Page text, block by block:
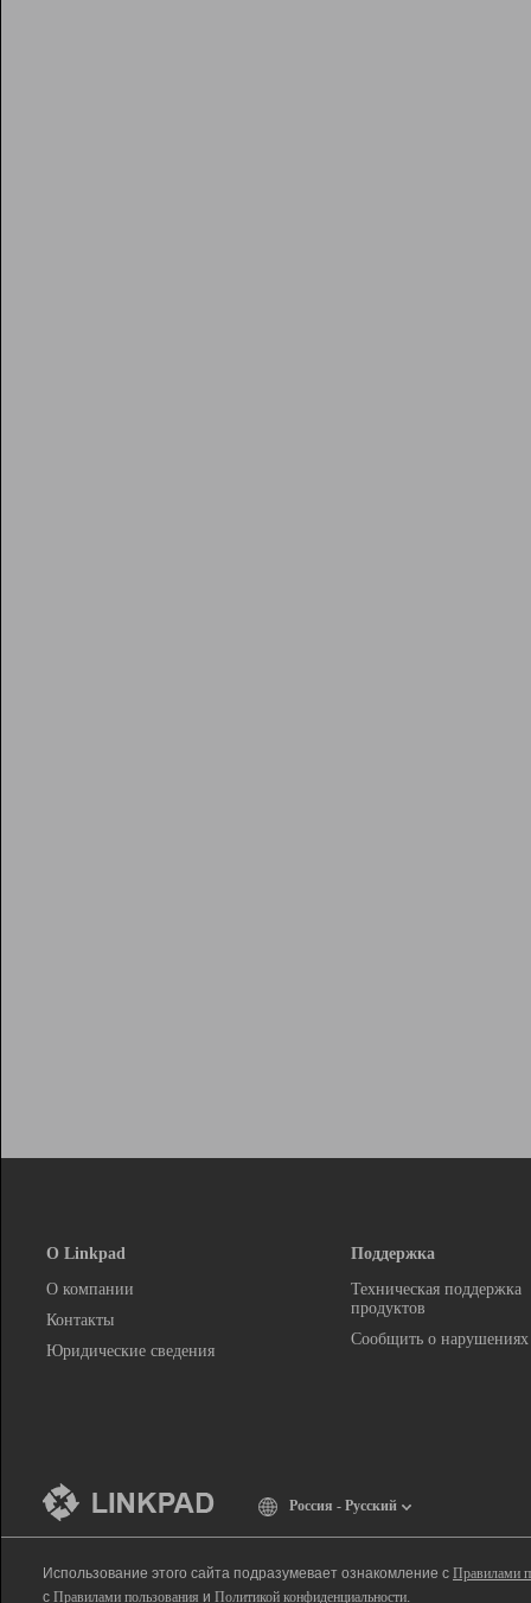
О Linkpad
О компании
Контакты
Юридические сведения
Поддержка
Техническая поддержка
продуктов
Сообщить о нарушениях
Россия - Русский
Использование этого сайта подразумевает ознакомление с Правилами
с Правилами пользования и Политикой конфиденциальности.